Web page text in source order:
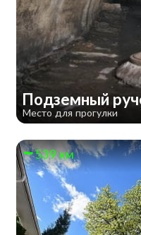
Подземный
Место для прогулки
539 км